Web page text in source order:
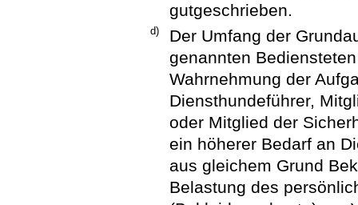
gutgeschrieben.
d)
Der Umfang der
genannten
Wahrnehmung der
Diensthundeführer,
oder Mitglied der
ein höherer Bedarf an
aus gleichem Grund
Belastung des